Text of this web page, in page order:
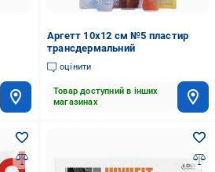
Аргетт 10х12 см №5 пластир
трансдермальний
оцінити
Товар доступний в інших
магазинах